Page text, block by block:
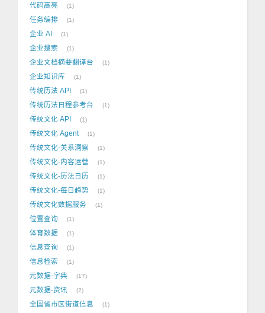
代码高亮 1
任务编排 1
企业 AI 1
企业搜索 1
企业文档摘要翻译台 1
企业知识库 1
传统历法 API 1
传统历法日程参考台 1
传统文化 API 1
传统文化 Agent 1
传统文化-关系洞察 1
传统文化-内容运营 1
传统文化-历法日历 1
传统文化-每日趋势 1
传统文化数据服务 1
位置查询 1
体育数据 1
信息查询 1
信息检索 1
元数据-字典 17
元数据-资讯 2
全国省市区街道信息 1